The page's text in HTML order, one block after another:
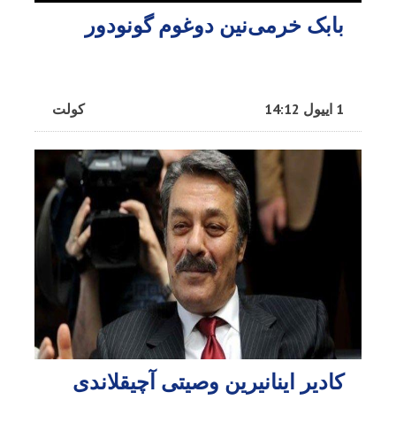
بابک خرمی‌نین دوغوم گونودور
کولت 1 اییول 14:12
کادیر اینانیرین وصیتی آچیقلاندی